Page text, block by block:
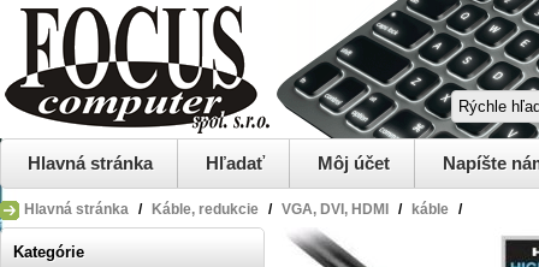
Hlavná stránka Hľadať Môj účet Napíšte
Hlavná stránka / Káble, redukcie / VGA, DVI, HDMI / káble /
Kategórie